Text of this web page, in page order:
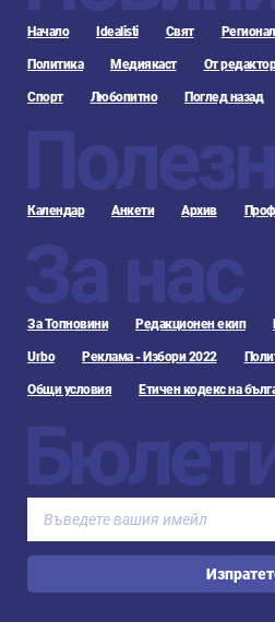
Начало Idealisti Свят
Политика Медиякаст От
Спорт Любопитно Поглед назад
Календар Анкети Архив
За нас
За Топновини Редакционен екип
Urbo Реклама - Избори 2022
Общи условия Етичен кодекс на